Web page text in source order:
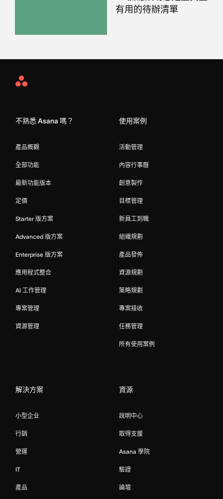
有用的待辦清單
Asana
不熟悉 Asana 嗎？
產品概觀
全部功能
最新功能版本
定價
Starter 版方案
Advanced 版方案
Enterprise 版方案
應用程式整合
AI 工作管理
專案管理
資源管理
使用案例
活動管理
內容行事曆
創意製作
目標管理
新員工到職
組織規劃
產品發佈
資源規劃
策略規劃
專案接收
任務管理
所有使用案例
解決方案
小型企业
行銷
營運
IT
產品
資源
說明中心
取得支援
Asana 學院
驗證
論壇